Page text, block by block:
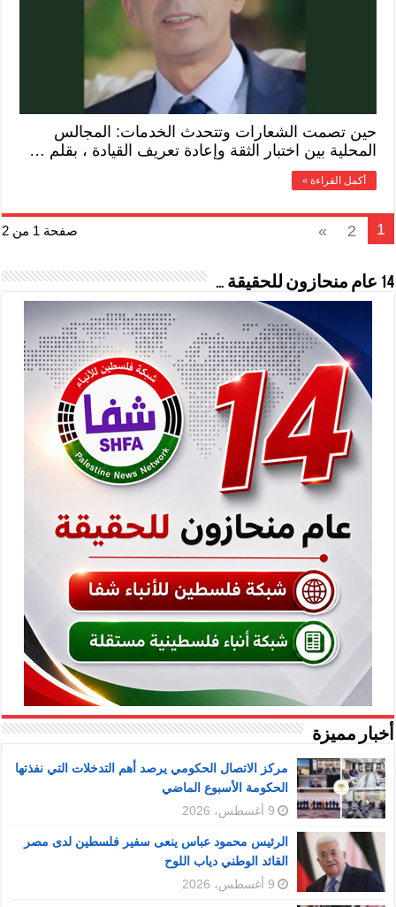
حين تصمت الشعارات وتتحدث الخدمات: المجالس
المحلية بين اختبار الثقة وإعادة تعريف القيادة ، بقلم …
أكمل القراءة »
صفحة 1 من 2 1
2
»
14 عام منحازون للحقيقة …
أخبار مميزة
مركز الاتصال الحكومي يرصد أهم التدخلات التي نفذتها
الحكومة الأسبوع الماضي
9 أغسطس، 2026
الرئيس محمود عباس ينعى سفير فلسطين لدى مصر
القائد الوطني دياب اللوح
9 أغسطس، 2026